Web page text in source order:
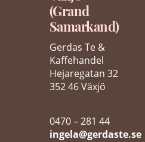
(Grand
Samarkand)
Gerdas Te &
Kaffehandel
Hejaregatan 32
352 46 Växjö
0470 – 281 44
ingela@gerdaste.se